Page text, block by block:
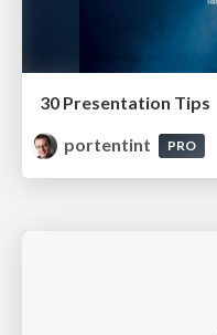
30 Presentation Tips
portentint
PRO